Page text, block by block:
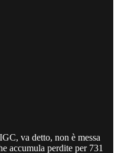
va detto, non è messa
accumula perdite per 731